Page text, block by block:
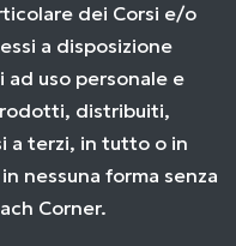
dei Corsi e/o
a disposizione
uso personale e
distribuiti,
a terzi, in tutto o in
nessuna forma senza
Corner.